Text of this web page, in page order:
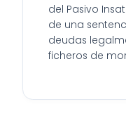
del Pasivo
de una
deudas
ficheros de